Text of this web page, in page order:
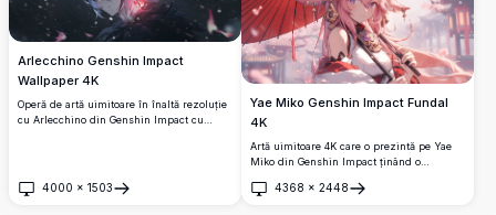
Arlecchino Genshin Impact
Wallpaper 4K
Operă de artă uimitoare în înaltă rezoluție
cu Arlecchino din Genshin Impact cu
iluminare roz magice, perfectă pentru
wallpaper desktop.
4000 × 1503
Deschide
Yae Miko Genshin Impact Fundal
4K
Artă uimitoare 4K care o prezintă pe Yae
Miko din Genshin Impact ținând o
personaj anime este înfățișat cu păr roz
4368 × 2448
Deschide